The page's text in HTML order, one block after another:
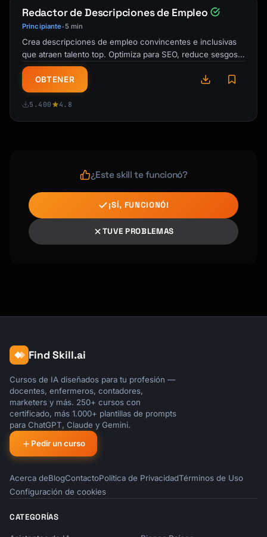
identified the
following key challenges:
**[Challenge 1: Title]**
[Description and impact]
**[Challenge 2: Title]**
**[Challenge 3: Title]**
If these challenges are not addressed,
[Client] may face:
• [Consequence 1]
• [Consequence 2]
──────────────────
3. OBJECTIVES & SUCCESS CRITERIA
──────────────────
## Business Objectives
The primary business objectives for this
engagement are:
2. [Business objective 2]
3. [Business objective 3]
## Project Objectives
Redactor de Descripciones de Empleo
Principiante•5 min
Crea descripciones de empleo convincentes e inclusivas
que atraen talento top. Optimiza para SEO, reduce sesgos y
comunica claramente los …
OBTENER
5.400 4.8
¿Este skill te funcionó?
¡SÍ, FUNCIONÓ!
TUVE PROBLEMAS
Find Skill.ai
Cursos de IA diseñados para tu profesión —
docentes, enfermeros, contadores,
marketers y más. 250+ cursos con
certificado, más 1.000+ plantillas de prompts
para ChatGPT, Claude y Gemini.
Pedir un curso
Acerca deBlogContactoPolítica de PrivacidadTérminos de Uso
Configuración de cookies
CATEGORÍAS